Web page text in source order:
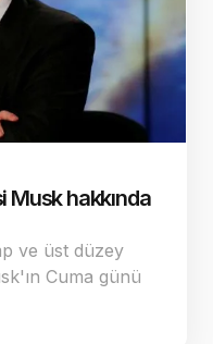
Musk hakkında
ve üst düzey
Cuma günü